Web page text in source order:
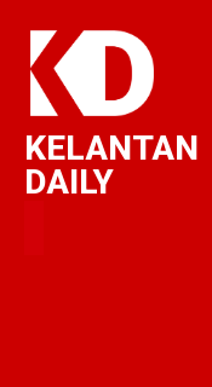
KELANTAN
DAILY